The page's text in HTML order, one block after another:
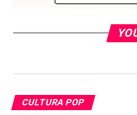
CULTURA POP